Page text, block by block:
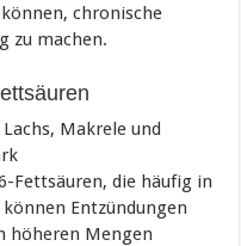
chronische
zu machen.
Makrele und
Fettsäuren, die häufig in
Entzündungen
höheren Mengen